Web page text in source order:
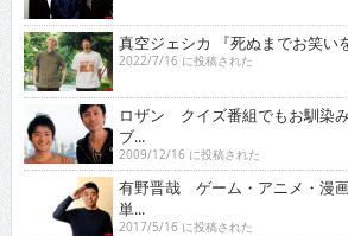
真空ジェシカ 『死ぬまでお笑い
2022/7/16 に投稿された
ロザン クイズ番組でもお馴染
ブ...
2009/12/16 に投稿された
有野晋哉 ゲーム・アニメ・漫
単...
2017/5/16 に投稿された